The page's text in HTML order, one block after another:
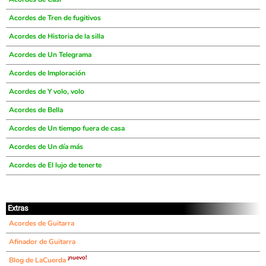
Acordes de Tren de fugitivos
Acordes de Historia de la silla
Acordes de Un Telegrama
Acordes de Imploración
Acordes de Y volo, volo
Acordes de Bella
Acordes de Un tiempo fuera de casa
Acordes de Un día más
Acordes de El lujo de tenerte
Extras
Acordes de Guitarra
Afinador de Guitarra
Blog de LaCuerda ¡nuevo!